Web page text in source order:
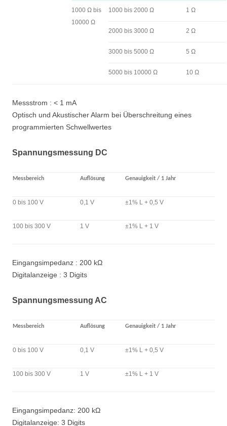
1000 Ω bis
10000 Ω
1000 bis 2000 Ω 1 Ω
2000 bis 3000 Ω 2 Ω
3000 bis 5000 Ω 5 Ω
5000 bis 10000 Ω 10 Ω
Messstrom : < 1 mA
Optisch und Akustischer Alarm bei Überschreitung eines
programmierten Schwellwertes
Spannungsmessung DC
Messbereich Auflösung Genauigkeit / 1 Jahr
0 bis 100 V 0,1 V ±1% L + 0,5 V
100 bis 300 V 1 V ±1% L + 1 V
Eingangsimpedanz : 200 kΩ
Digitalanzeige : 3 Digits
Spannungsmessung AC
Messbereich Auflösung Genauigkeit / 1 Jahr
0 bis 100 V 0,1 V ±1% L + 0,5 V
100 bis 300 V 1 V ±1% L + 1 V
Eingangsimpedanz: 200 kΩ
Digitalanzeige: 3 Digits